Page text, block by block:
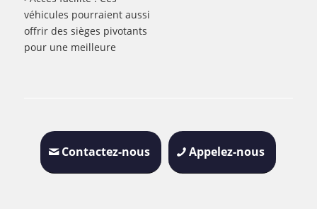
véhicules pourraient aussi
offrir des sièges pivotants
pour une meilleure
Contactez-nous Appelez-nous